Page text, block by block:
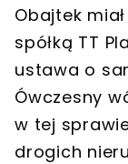
Obajtek
spółką TT
ustawa o
Ówczesny
w tej
drogich